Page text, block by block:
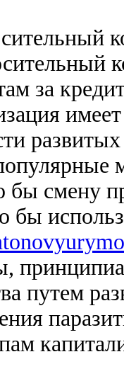
за
бы смену
бы
путем